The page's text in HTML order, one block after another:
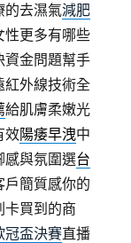
的去濕氣減肥
性更多有哪些
資金問題幫手
紅外線技術全
給肌膚柔嫩光
效陽痿早洩中
感與氛圍選台
戶簡質感你的
卡買到的商
冠盃決賽直播